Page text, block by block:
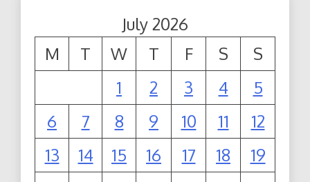
July 2026
M
T W T F S
S
1
2 3 4
5
6
7 8 9 10 11
12
13
14 15 16 17 18
19